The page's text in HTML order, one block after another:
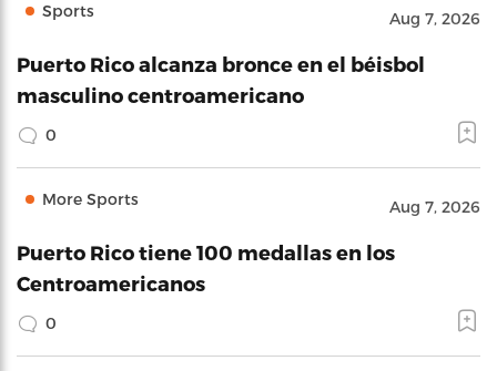
Sports Aug 7, 2026
Puerto Rico alcanza bronce en el béisbol
masculino centroamericano
0
More Sports Aug 7, 2026
Puerto Rico tiene 100 medallas en los
Centroamericanos
0